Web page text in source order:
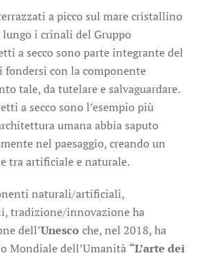
a picco sul mare cristallino
lungo i crinali del Gruppo
a secco sono parte integrante del
fondersi con la componente
tale, da tutelare e salvaguardare.
a secco sono l’esempio più
umana abbia saputo
nel paesaggio, creando un
tra artificiale e naturale.
naturali/artificiali,
tradizione/innovazione ha
dell’Unesco che, nel 2018, ha
Mondiale dell’Umanità “L’arte dei